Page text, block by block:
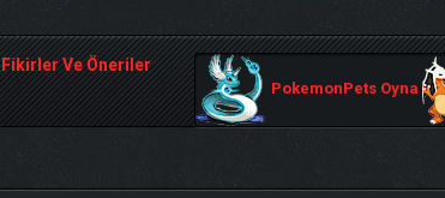
Fikirler Ve Öneriler
PokemonPets Oyna